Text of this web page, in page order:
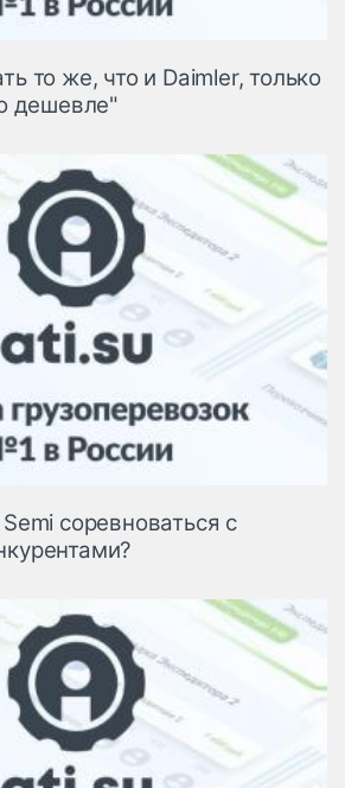
то же, что и Daimler, только
дешевле"
соревноваться с